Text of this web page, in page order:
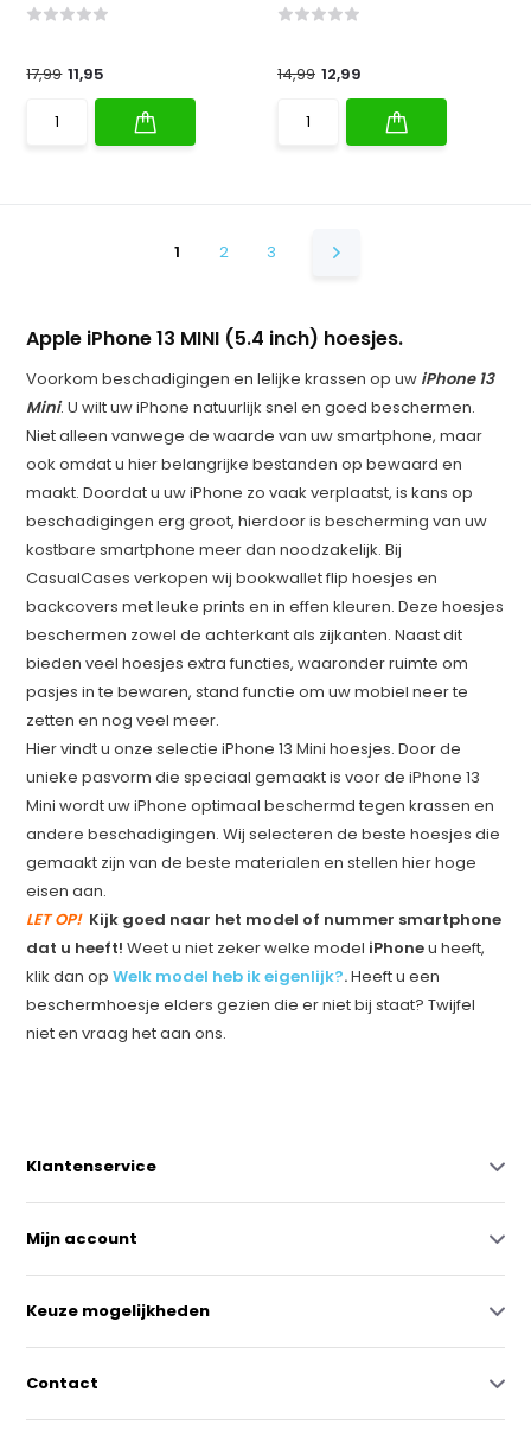
17,99 11,95 14,99 12,99
1 2 3
Apple iPhone 13 MINI (5.4 inch) hoesjes.
Voorkom beschadigingen en lelijke krassen op uw iPhone 13
Mini. U wilt uw iPhone natuurlijk snel en goed beschermen.
Niet alleen vanwege de waarde van uw smartphone, maar
ook omdat u hier belangrijke bestanden op bewaard en
maakt. Doordat u uw iPhone zo vaak verplaatst, is kans op
beschadigingen erg groot, hierdoor is bescherming van uw
kostbare smartphone meer dan noodzakelijk. Bij
CasualCases verkopen wij bookwallet flip hoesjes en
backcovers met leuke prints en in effen kleuren. Deze hoesjes
beschermen zowel de achterkant als zijkanten. Naast dit
bieden veel hoesjes extra functies, waaronder ruimte om
pasjes in te bewaren, stand functie om uw mobiel neer te
zetten en nog veel meer.
Hier vindt u onze selectie iPhone 13 Mini hoesjes. Door de
unieke pasvorm die speciaal gemaakt is voor de iPhone 13
Mini wordt uw iPhone optimaal beschermd tegen krassen en
andere beschadigingen. Wij selecteren de beste hoesjes die
gemaakt zijn van de beste materialen en stellen hier hoge
eisen aan.
LET OP! Kijk goed naar het model of nummer smartphone
dat u heeft! Weet u niet zeker welke model iPhoneu heeft,
klik dan opWelk model heb ik eigenlijk?.Heeft u een
beschermhoesje elders gezien die er niet bij staat? Twijfel
niet en vraag het aan ons.
Klantenservice
Mijn account
Keuze mogelijkheden
Contact